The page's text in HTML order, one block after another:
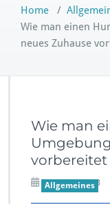
Home /
Wie man einen
neues Zuhause
Wie man
vorbereitet
Sep. 18,2023
Allgemeines